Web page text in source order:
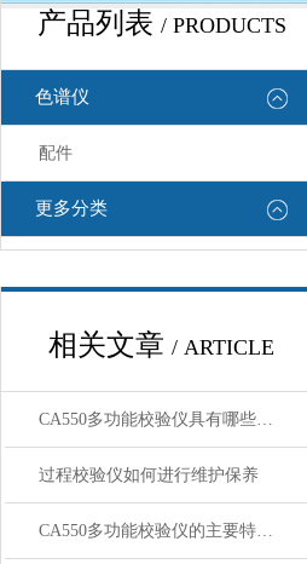
产品列表 / PRODUCTS
色谱仪
配件
更多分类
相关文章 / ARTICLE
CA550多功能校验仪具有哪些特点呢？
过程校验仪如何进行维护保养
CA550多功能校验仪的主要特点和主要功能介绍